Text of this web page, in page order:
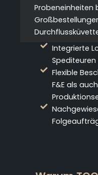
Probeneinheiten
Integrierte
Flexible
F&E als